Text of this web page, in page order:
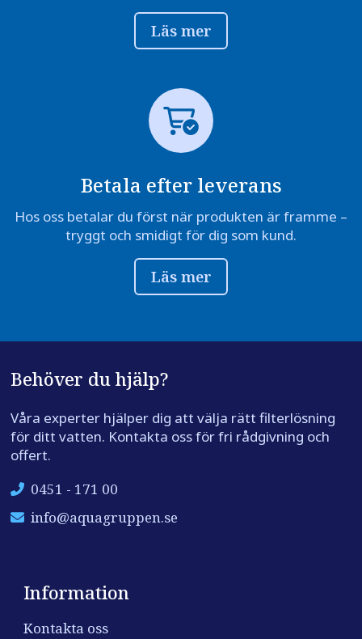
Läs mer
Betala efter leverans
Hos oss betalar du först när produkten är framme –
tryggt och smidigt för dig som kund.
Läs mer
Behöver du hjälp?
Våra experter hjälper dig att välja rätt filterlösning
för ditt vatten. Kontakta oss för fri rådgivning och
offert.
0451 - 171 00
info@aquagruppen.se
Information
Kontakta oss